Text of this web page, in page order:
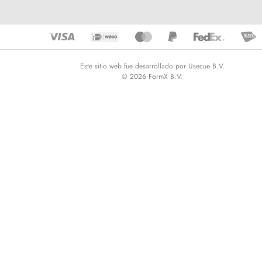
Este sitio web fue desarrollado por Usecue B.V.
© 2026 FormX B.V.